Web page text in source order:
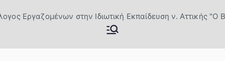
στο